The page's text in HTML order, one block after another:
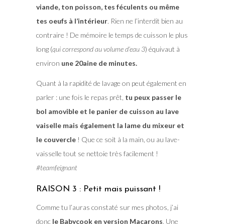
viande, ton poisson, tes féculents ou même
tes oeufs à l’intérieur. Rien ne l’interdit bien au
contraire ! De mémoire le temps de cuisson le plus
long (qui correspond au volume d’eau 3) équivaut à
environ une 20aine de minutes.
Quant à la rapidité de lavage on peut également en
parler : une fois le repas prêt, tu peux passer le
bol amovible et le panier de cuisson au lave
vaiselle mais également la lame du mixeur et
le couvercle! Que ce soit à la main, ou au lave-
vaisselle tout se nettoie très facilement !
#teamfeignant
RAISON 3 : Petit mais puissant !
Comme tu l’auras constaté sur mes photos, j’ai
donc le Babycook en version Macarons. Une